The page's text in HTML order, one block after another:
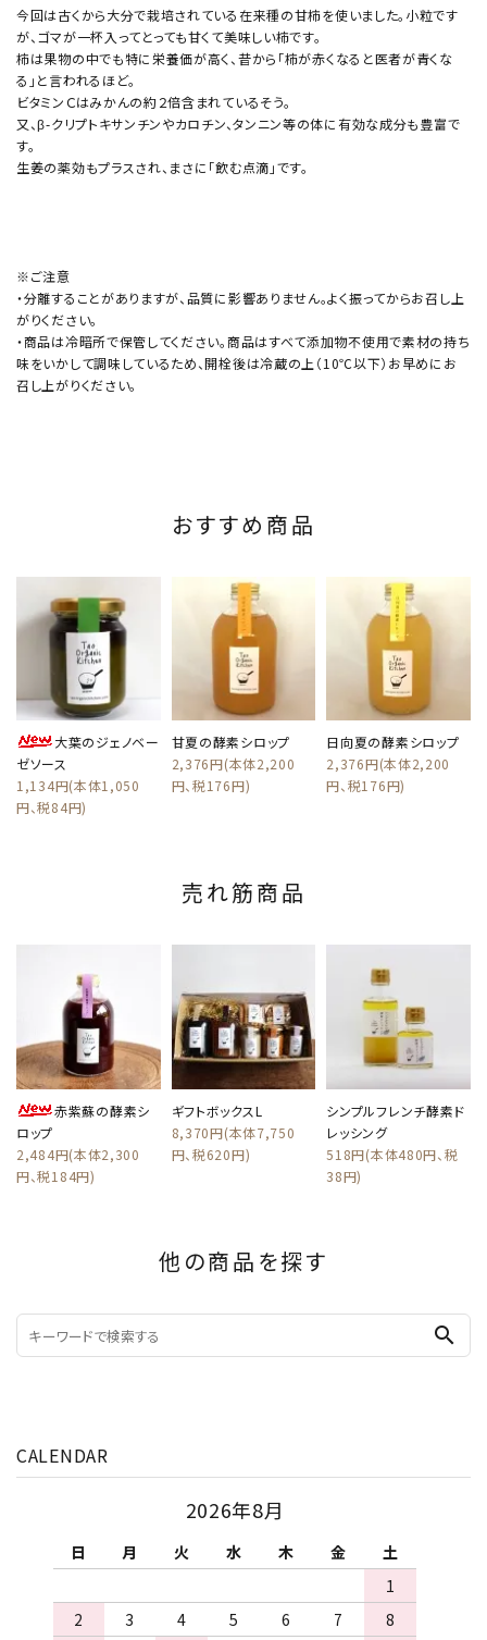
今回は古くから大分で栽培されている在来種の甘柿を使いました。小粒です
が、ゴマが一杯入ってとっても甘くて美味しい柿です。
柿は果物の中でも特に栄養価が高く、昔から「柿が赤くなると医者が青くな
る」と言われるほど。
ビタミンＣはみかんの約２倍含まれているそう。
又、β-クリプトキサンチンやカロチン、タンニン等の体に有効な成分も豊富で
す。
生姜の薬効もプラスされ、まさに「飲む点滴」です。
※ご注意
・分離することがありますが、品質に影響ありません。よく振ってからお召し上
がりください。
・商品は冷暗所で保管してください。商品はすべて添加物不使用で素材の持ち
味をいかして調味しているため、開栓後は冷蔵の上（10℃以下）お早めにお
召し上がりください。
おすすめ商品
大葉のジェノベー
ゼソース
1,134円(本体1,050
円、税84円)
甘夏の酵素シロップ
2,376円(本体2,200
円、税176円)
日向夏の酵素シロップ
2,376円(本体2,200
円、税176円)
売れ筋商品
赤紫蘇の酵素シ
ロップ
2,484円(本体2,300
円、税184円)
ギフトボックスL
8,370円(本体7,750
円、税620円)
シンプルフレンチ酵素ド
レッシング
518円(本体480円、税
38円)
他の商品を探す
search
CALENDAR
2026年8月
日 月 火 水 木 金
土
1
2
3 4 5 6 7
8